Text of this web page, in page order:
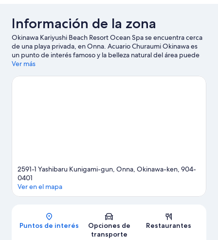
Información de la zona
Okinawa Kariyushi Beach Resort Ocean Spa se encuentra cerca
de una playa privada, en Onna. Acuario Churaumi Okinawa es
un punto de interés famoso y la belleza natural del área puede
apreciarse en Playa de Kariyushi y Playa Manza. También vale la
actividades como buceo ofrecen una gran oportunidad de
Ver más
2591-1 Yashibaru Kunigami-gun, Onna, Okinawa-ken, 904-
0401
Ver en el mapa
Puntos de interés
Opciones de
transporte
Restaurantes